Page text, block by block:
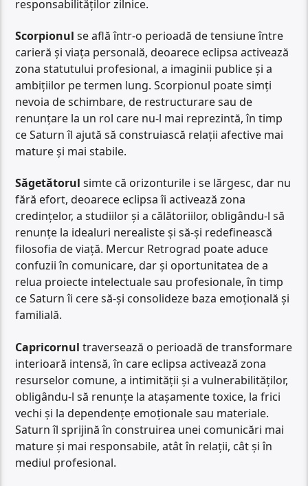
responsabilităților zilnice.
Scorpionul se află într-o perioadă de tensiune între
carieră și viața personală, deoarece eclipsa activează
zona statutului profesional, a imaginii publice și a
ambițiilor pe termen lung. Scorpionul poate simți
nevoia de schimbare, de restructurare sau de
renunțare la un rol care nu-l mai reprezintă, în timp
ce Saturn îl ajută să construiască relații afective mai
mature și mai stabile.
Săgetătorul simte că orizonturile i se lărgesc, dar nu
fără efort, deoarece eclipsa îi activează zona
credințelor, a studiilor și a călătoriilor, obligându-l să
renunțe la idealuri nerealiste și să-și redefinească
filosofia de viață. Mercur Retrograd poate aduce
confuzii în comunicare, dar și oportunitatea de a
relua proiecte intelectuale sau profesionale, în timp
ce Saturn îi cere să-și consolideze baza emoțională și
familială.
Capricornul traversează o perioadă de transformare
interioară intensă, în care eclipsa activează zona
resurselor comune, a intimității și a vulnerabilităților,
obligându-l să renunțe la atașamente toxice, la frici
vechi și la dependențe emoționale sau materiale.
Saturn îl sprijină în construirea unei comunicări mai
mature și mai responsabile, atât în relații, cât și în
mediul profesional.